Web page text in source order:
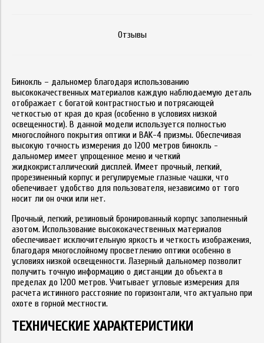
Отзывы
Бинокль – дальномер благодаря использованию
высококачественных материалов каждую наблюдаемую деталь
отображает с богатой контрастностью и потрясающей
четкостью от края до края (особенно в условиях низкой
освещенности). В данной модели используется полностью
многослойного покрытия оптики и BAK-4 призмы. Обеспечивая
высокую точность измерения до 1200 метров бинокль -
дальномер имеет упрощенное меню и четкий
жидкокристаллический дисплей. Имеет прочный, легкий,
прорезиненный корпус и регулируемые глазные чашки, что
обепечивает удобство для пользователя, независимо от того
носит ли он очки или нет.
Прочный, легкий, резиновый бронированный корпус заполненный
азотом. Использование высококачественных материалов
обеспечивает исключительную яркость и четкость изображения,
благодаря многослойному просветлению оптики особенно в
условиях низкой освещенности. Лазерный дальномер позволит
получить точную информацию о дистанции до объекта в
пределах до 1200 метров. Учитывает угловые измерения для
расчета истинного расстояние по горизонтали, что актуально при
охоте в горной местности.
ТЕХНИЧЕСКИЕ ХАРАКТЕРИСТИКИ